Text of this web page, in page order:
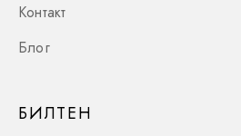
Контакт
Блог
БИЛТЕН